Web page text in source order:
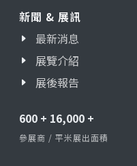
新聞 & 展訊
最新消息
展覽介紹
展後報告
600 + 16,000 +
參展商 / 平米展出面積